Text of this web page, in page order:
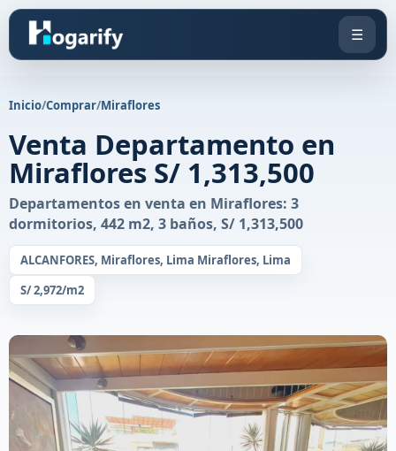
☰
Inicio/Comprar/Miraflores
Venta Departamento en
Miraflores S/ 1,313,500
Departamentos en venta en Miraflores: 3
dormitorios, 442 m2, 3 baños, S/ 1,313,500
ALCANFORES, Miraflores, Lima Miraflores, Lima
S/ 2,972/m2